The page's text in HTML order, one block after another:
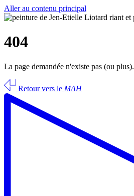
Aller au contenu principal
404
La page demandée n'existe pas (ou plus).
Retour vers le MAH